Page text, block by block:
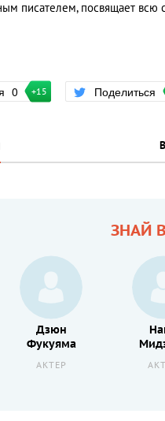
писателем, посвящает всю
0 +15 Поделиться
ЗНАЙ
Дзюн
Фукуяма
АКТЕР